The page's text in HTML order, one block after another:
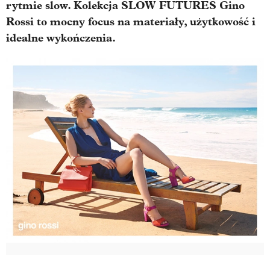
rytmie slow. Kolekcja SLOW FUTURES Gino
Rossi to mocny focus na materiały, użytkowość i
idealne wykończenia.